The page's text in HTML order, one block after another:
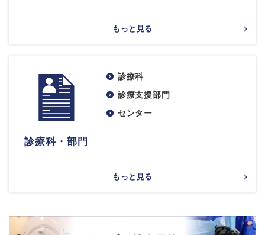
もっと見る
診療科・部門
診療科
診療支援部門
センター
もっと見る